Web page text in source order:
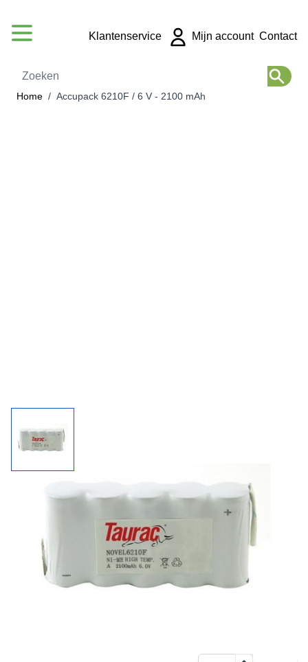
Zoeken
Klantenservice Mijn account Contact
Home / Accupack 6210F / 6 V - 2100 mAh
Accupack 6210F / 6 V - 2100 mAh
Kies uw connector bij "'meer informatie"
6 V NiMh